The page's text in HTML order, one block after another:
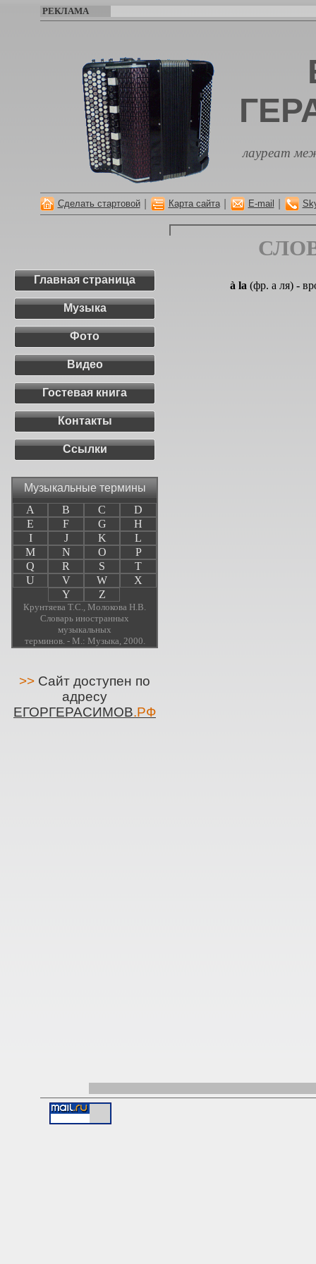
РЕКЛАМА
лауреат
Сделать стартовой Карта сайта E-mail
Главная страница
Музыка
Фото
Видео
Гостевая книга
Контакты
Ссылки
Музыкальные термины
A
B C
D
E
F G
H
I
J K
L
M
N O
P
Q
R S
T
U
V W
X
Y
Z
Крунтяева Т.С., Молокова Н.В.
Словарь иностранных
музыкальных
терминов. - М.: Музыка, 2000.
>> Сайт доступен по
адресу
ЕГОРГЕРАСИМОВ.РФ
à la (фр. а ля) -